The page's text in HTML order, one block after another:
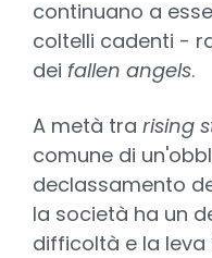
continuano a
coltelli cadenti -
dei fallen angels.
A metà tra rising
comune di
declassamento
la società ha un
difficoltà e la